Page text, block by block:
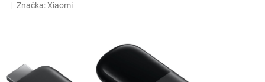
hvězdiček.
Značka:Xiaomi